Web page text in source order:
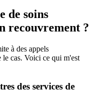
de soins
recouvrement ?
à des appels
le cas. Voici ce qui m'est
des services de